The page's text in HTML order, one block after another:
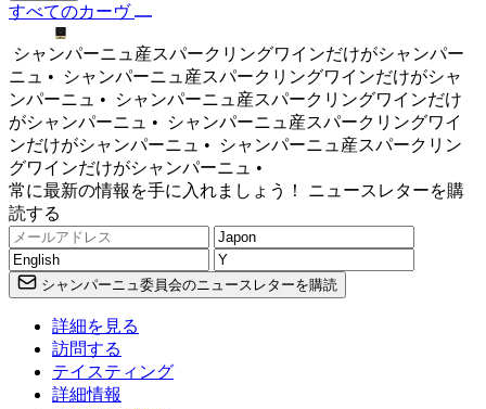
すべてのカーヴ
シャンパーニュ産スパークリングワインだけがシャンパー
ニュ •
シャンパーニュ産スパークリングワインだけがシャ
ンパーニュ •
シャンパーニュ産スパークリングワインだけ
がシャンパーニュ •
シャンパーニュ産スパークリングワイ
ンだけがシャンパーニュ •
シャンパーニュ産スパークリン
グワインだけがシャンパーニュ •
常に最新の情報を手に入れましょう！ ニュースレターを購
読する
シャンパーニュ委員会のニュースレターを購読
詳細を見る
訪問する
テイスティング
詳細情報